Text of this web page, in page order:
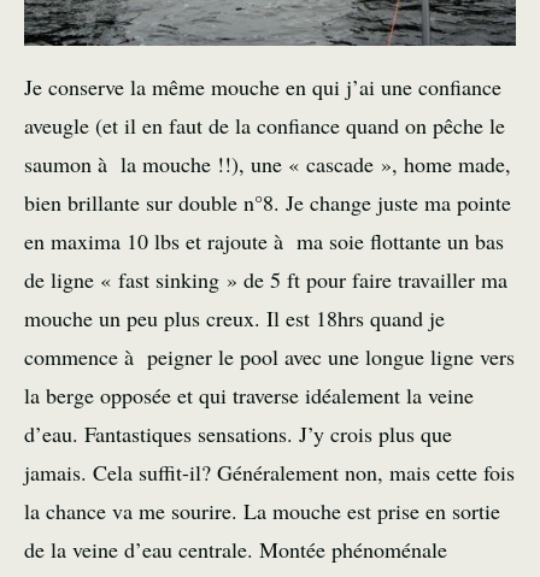
Je conserve la même mouche en qui j’ai une confiance
aveugle (et il en faut de la confiance quand on pêche le
saumon à la mouche !!), une « cascade », home made,
bien brillante sur double n°8. Je change juste ma pointe
en maxima 10 lbs et rajoute à ma soie flottante un bas
de ligne « fast sinking » de 5 ft pour faire travailler ma
mouche un peu plus creux. Il est 18hrs quand je
commence à peigner le pool avec une longue ligne vers
la berge opposée et qui traverse idéalement la veine
d’eau. Fantastiques sensations. J’y crois plus que
jamais. Cela suffit-il? Généralement non, mais cette fois
la chance va me sourire. La mouche est prise en sortie
de la veine d’eau centrale. Montée phénoménale